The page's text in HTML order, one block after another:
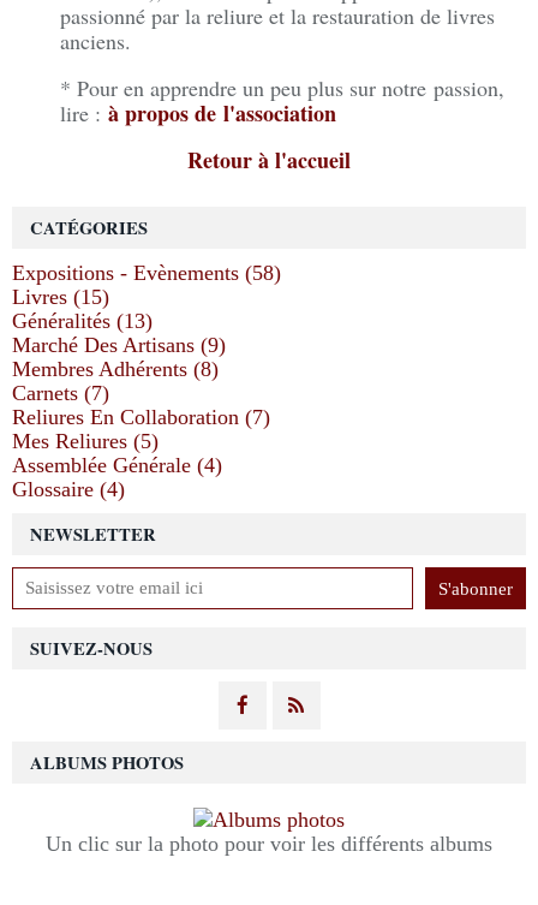
NEWSLETTER
SUIVEZ-NOUS
CATÉGORIES
Expositions - Evènements (58)
Livres (15)
Généralités (13)
Marché Des Artisans (9)
Membres Adhérents (8)
Carnets (7)
Reliures En Collaboration (7)
Mes Reliures (5)
Assemblée Générale (4)
Glossaire (4)
passionné par la reliure et la restauration de livres
anciens.
* Pour en apprendre un peu plus sur notre passion,
lire : à propos de l'association
Retour à l'accueil
ALBUMS PHOTOS
Un clic sur la photo pour voir les différents albums